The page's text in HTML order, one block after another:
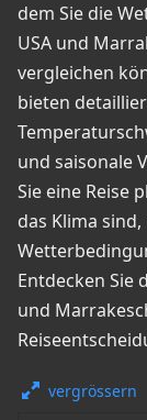
dem Sie die
USA und
vergleichen
bieten
und saisonale
Sie eine Reise
das Klima
Entdecken Sie
und
vergrössern